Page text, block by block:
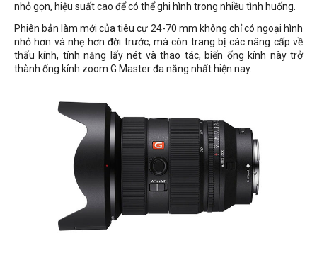
nhỏ gọn, hiệu suất cao để có thể ghi hình trong nhiều tình huống.
Phiên bản làm mới của tiêu cự 24-70 mm không chỉ có ngoại hình
nhỏ hơn và nhẹ hơn đời trước, mà còn trang bị các nâng cấp về
thấu kính, tính năng lấy nét và thao tác, biến ống kính này trở
thành ống kính zoom G Master đa năng nhất hiện nay.